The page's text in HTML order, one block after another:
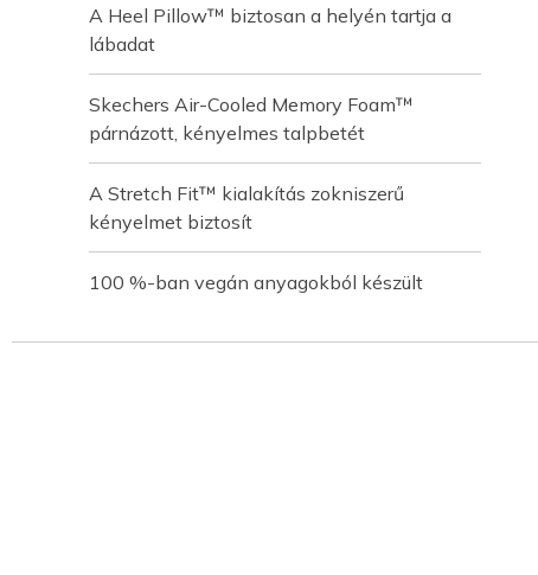
A Heel Pillow™ biztosan a helyén tartja a
lábadat
Skechers Air-Cooled Memory Foam™
párnázott, kényelmes talpbetét
A Stretch Fit™ kialakítás zokniszerű
kényelmet biztosít
100 %-ban vegán anyagokból készült